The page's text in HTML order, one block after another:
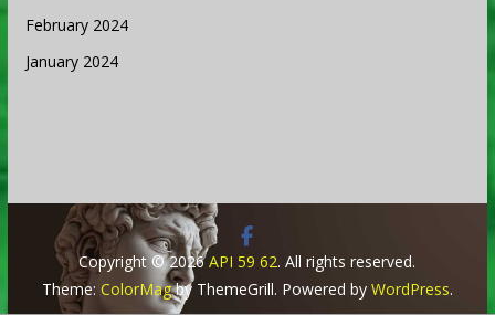
February 2024
January 2024
Copyright © 2026API 59 62. All rights reserved.
Theme: ColorMagby ThemeGrill. Powered by WordPress.